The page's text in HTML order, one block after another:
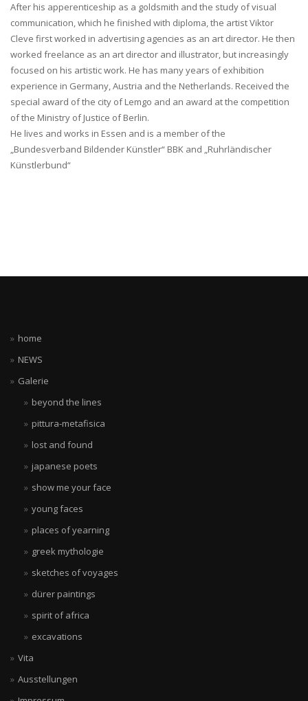
After his apperenticeship as a goldsmith and the study of visual
communication, which he finished with diploma, the artist Viktor
Cleve first worked in advertising agencies as an art director. He then
worked freelance as an art director and illustrator, but increasingly
focused on his artistic work. He has many years of exhibition
experience in Germany, Austria and the Netherlands. Received the
special award of the city of Lemgo and an award at the competition
of the Ministry of Justice of Berlin.
He lives and works in Essen and is a member of the
„Bundesverband Bildender Künstler“ BBK and „Ruhrländischer
Künstlerbund“
home
NEWS
Galerie
beyond the lines
pittura-metafisica
lost and found
japanese poets
show me your face
young faces
places of yearning
greek mythologie
sketches of voyages
dürer paintings
spirit of africa
excavations
Vita
Ausstellungen